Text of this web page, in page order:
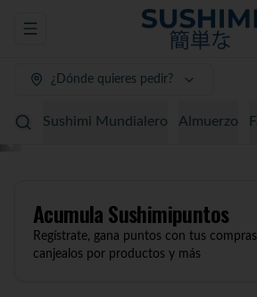
Abrir menu de navegación
¿Dónde quieres pedir?
Sushimi Mundialero Almuerzo
AcumulaSushimipuntos
Regístrate, gana puntos con tus
canjealos por productos y más